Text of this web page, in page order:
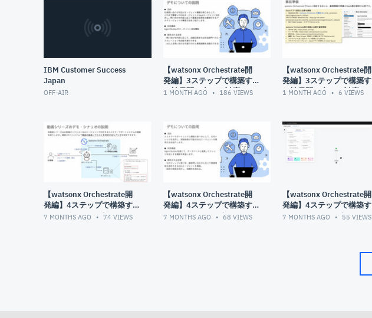
IBM Customer Success
Japan
OFF-AIR
【watsonx Orchestrate開
発編】3ステップで構築す
る社員問い合わせ対応AIエ
1 MONTH AGO 186 VIEWS
【watsonx Orchestrate開
発編】3ステップで構築す
る社員問い合わせ対応AIエ
1 MONTH AGO 6 VIEWS
【watsonx Orchestrate開
発編】4ステップで構築す
るカスタマーサポートシス
7 MONTHS AGO 74 VIEWS
【watsonx Orchestrate開
発編】4ステップで構築す
るカスタマーサポートシス
7 MONTHS AGO 68 VIEWS
【watsonx Orchestrate開
発編】4ステップで構築す
るカスタマーサポートシス
7 MONTHS AGO 55 VIEWS